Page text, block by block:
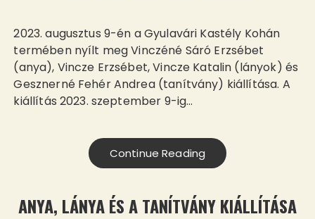
2023. augusztus 9-én a Gyulavári Kastély Kohán
termében nyílt meg Vinczéné Sáró Erzsébet
(anya), Vincze Erzsébet, Vincze Katalin (lányok) és
Gesznerné Fehér Andrea (tanítvány) kiállítása. A
kiállítás 2023. szeptember 9-ig…
Continue Reading
ANYA, LÁNYA ÉS A TANÍTVÁNY KIÁLLÍTÁSA